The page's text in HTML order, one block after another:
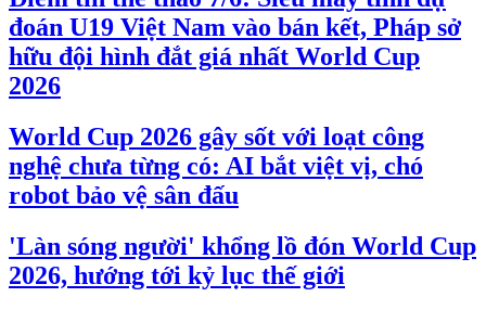
đoán U19 Việt Nam vào bán kết, Pháp sở
hữu đội hình đắt giá nhất World Cup
2026
World Cup 2026 gây sốt với loạt công
nghệ chưa từng có: AI bắt việt vị, chó
robot bảo vệ sân đấu
'Làn sóng người' khổng lồ đón World Cup
2026, hướng tới kỷ lục thế giới